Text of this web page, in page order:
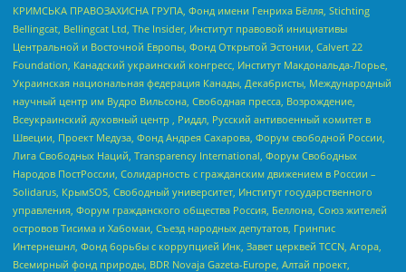
КРИМСЬКА ПРАВОЗАХИСНА ГРУПА, Фонд имени Генриха Бёлля, Stichting
Bellingcat, Bellingcat Ltd, The Insider, Институт правовой инициативы
Центральной и Восточной Европы, Фонд Открытой Эстонии, Calvert 22
Foundation, Канадский украинский конгресс, Институт Макдональда-Лорье,
Украинская национальная федерация Канады, Декабристы, Международный
научный центр им Вудро Вильсона, Свободная пресса, Возрождение,
Всеукраинский духовный центр , Риддл, Русский антивоенный комитет в
Швеции, Проект Медуза, Фонд Андрея Сахарова, Форум свободной России,
Лига Свободных Наций, Transparеncy International, Форум Свободных
Народов ПостРоссии, Солидарность с гражданским движением в России –
Solidarus, КрымSOS, Свободный университет, Институт государственного
управления, Форум гражданского общества Россия, Беллона, Союз жителей
островов Тисима и Хабомаи, Съезд народных депутатов, Гринпис
Интернешнл, Фонд борьбы с коррупцией Инк, Завет церквей TCCN, Агора,
Всемирный фонд природы, BDR Novaja Gazeta-Europe, Алтай проект,